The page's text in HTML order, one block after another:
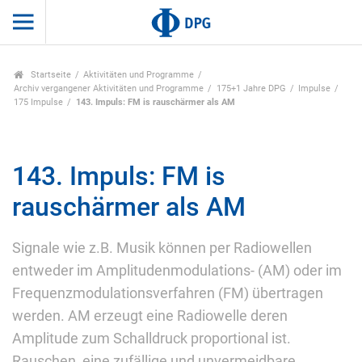
Startseite
Aktivitäten und Programme
Archiv vergangener Aktivitäten und Programme
175+1 Jahre DPG
Impulse
175 Impulse
143. Impuls: FM is rauschärmer als AM
143. Impuls: FM is
rauschärmer als AM
Signale wie z.B. Musik können per Radiowellen
entweder im Amplitudenmodulations- (AM) oder im
Frequenzmodulationsverfahren (FM) übertragen
werden. AM erzeugt eine Radiowelle deren
Amplitude zum Schalldruck proportional ist.